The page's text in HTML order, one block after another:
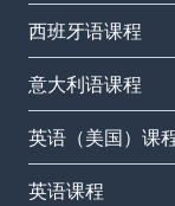
西班牙语课程
意大利语课程
英语（美国）课
英语课程